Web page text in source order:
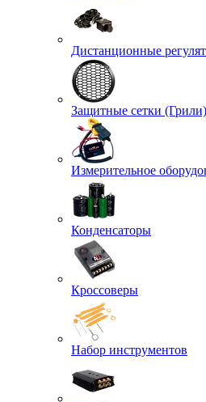
Дистанционные
Защитные сетки (Грили)
Измерительное
Конденсаторы
Кроссоверы
Набор инструментов